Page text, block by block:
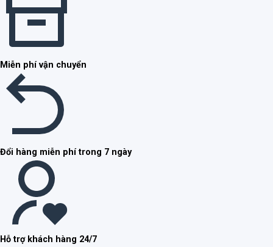
Miễn phí vận chuyển
Đổi hàng miễn phí trong 7 ngày
Hỗ trợ khách hàng 24/7